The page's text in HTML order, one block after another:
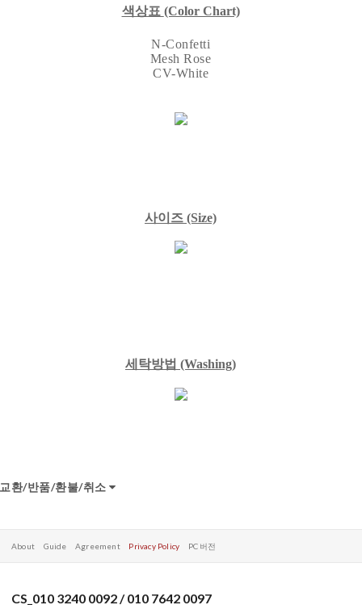
색상표 (Color Chart)
N-Confetti
Mesh Rose
CV-White
사이즈 (Size)
세탁방법 (Washing)
교환/반품/환불/취소
About Guide Agreement Privacy Policy PC 버전
CS_010 3240 0092 / 010 7642 0097